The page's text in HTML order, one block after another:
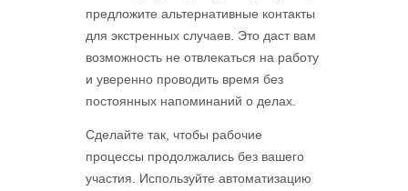
предложите альтернативные контакты
для экстренных случаев. Это даст вам
возможность не отвлекаться на работу
и уверенно проводить время без
постоянных напоминаний о делах.
Сделайте так, чтобы рабочие
процессы продолжались без вашего
участия. Используйте автоматизацию